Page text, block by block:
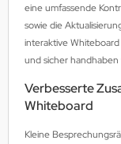
eine umfassende
sowie die
interaktive
und sicher handhaben
Verbesserte
Whiteboard
Kleine